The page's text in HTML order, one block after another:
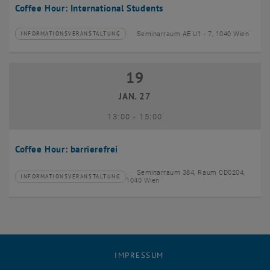
Coffee Hour: International Students
Veranstaltungstyp:
INFORMATIONSVERANSTALTUNG
Veranstaltungsort: Seminarraum AE U1 - 7, 1040 Wien
Coffee Hour: barrierefrei
19 Januar 2027
19
JAN. 27
13:00- bis
15:00
Veranstaltungstyp:
INFORMATIONSVERANSTALTUNG
Veranstaltungsort:
Seminarraum 384, Raum CD0204,
1040 Wien
IMPRESSUM